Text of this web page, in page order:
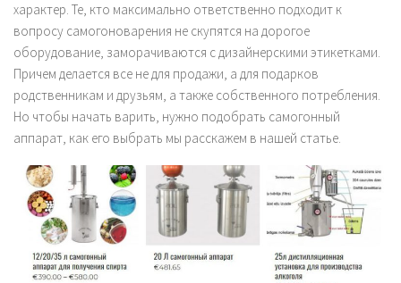
характер. Те, кто максимально ответственно подходит к
вопросу самогоноварения не скупятся на дорогое
оборудование, заморачиваются с дизайнерскими этикетками.
Причем делается все не для продажи, а для подарков
родственникам и друзьям, а также собственного потребления.
Но чтобы начать варить, нужно подобрать самогонный
аппарат, как его выбрать мы расскажем в нашей статье.